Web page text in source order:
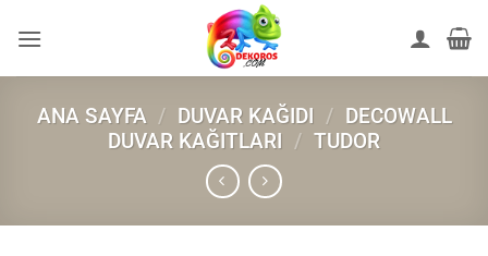
atla
ANA SAYFA / DUVAR KAĞIDI / DECOWALL
DUVAR KAĞITLARI / TUDOR